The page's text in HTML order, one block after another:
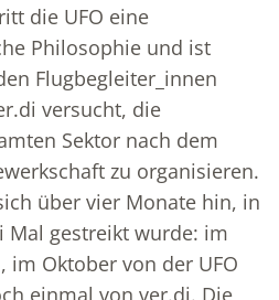
die UFO eine
Philosophie und ist
Flugbegleiter_innen
versucht, die
Sektor nach dem
zu organisieren.
über vier Monate hin, in
Mal gestreikt wurde: im
im Oktober von der UFO
einmal von ver.di. Die